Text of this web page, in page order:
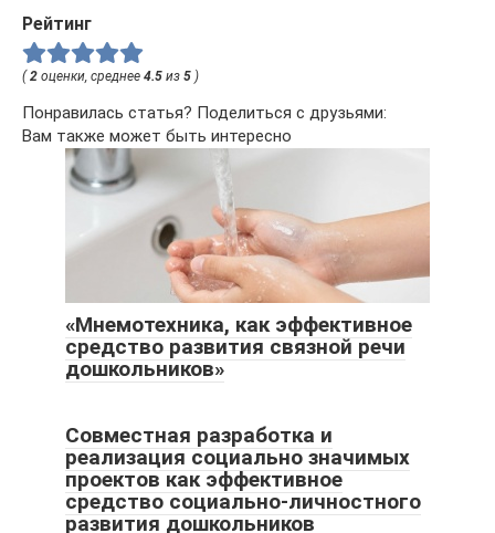
Рейтинг
(2 оценки, среднее 4.5 из 5 )
Понравилась статья? Поделиться с друзьями:
Вам также может быть интересно
«Мнемотехника, как эффективное
средство развития связной речи
дошкольников»
Совместная разработка и
реализация социально значимых
проектов как эффективное
средство социально-личностного
развития дошкольников